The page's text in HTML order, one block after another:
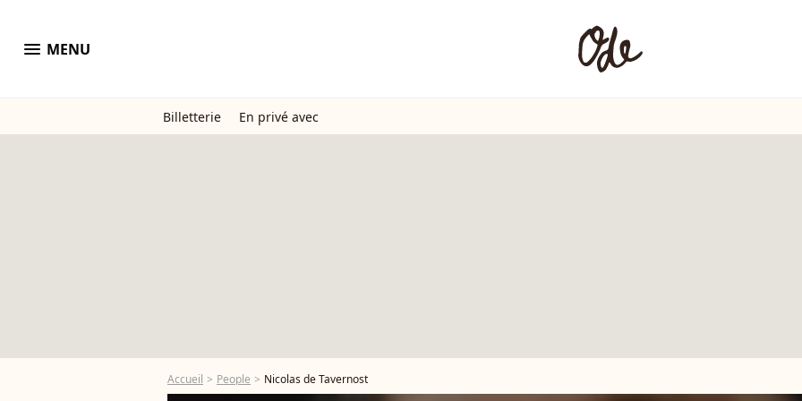
menu MENU
Billetterie En privé avec
Accueil People Nicolas de Tavernost